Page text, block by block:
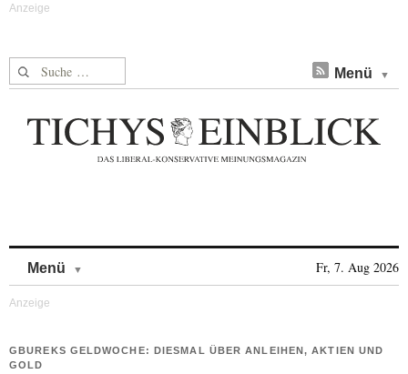
Suche nach: Menü
Menü Fr, 7. Aug 2026
GBUREKS GELDWOCHE: DIESMAL ÜBER ANLEIHEN, AKTIEN UND
GOLD